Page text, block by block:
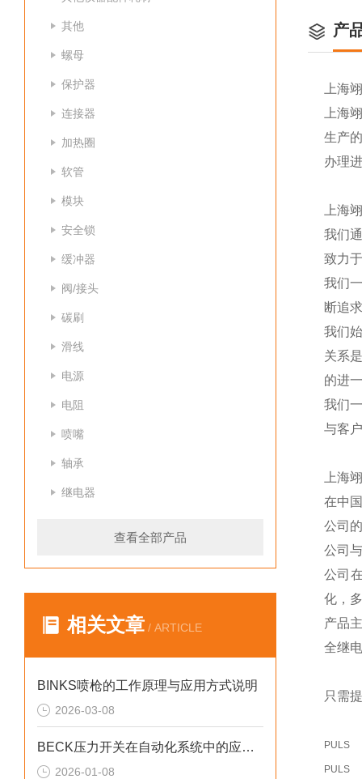
其他
螺母
保护器
连接器
加热圈
软管
模块
安全锁
缓冲器
阀/接头
碳刷
滑线
电源
电阻
喷嘴
轴承
继电器
查看全部产品
相关文章 / ARTICLE
BINKS喷枪的工作原理与应用方式说明
2026-03-08
BECK压力开关在自动化系统中的应用说明
2026-01-08
产
上海
上海
生产
办理
上海
我们
致力
我们
断追
我们
关系
的进
我们
与客
上海
在中
公司
公司
公司
化，
产品
全继
只需
PULS
PULS